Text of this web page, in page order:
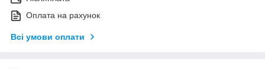
Оплата на рахунок
Всі умови оплати